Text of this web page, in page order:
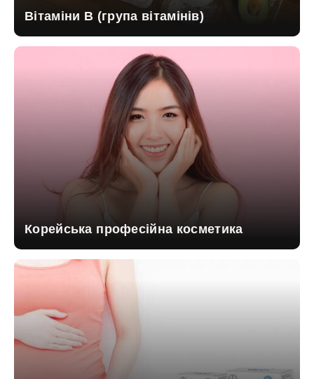
Вітаміни B (група вітамінів)
Корейська професійна косметика